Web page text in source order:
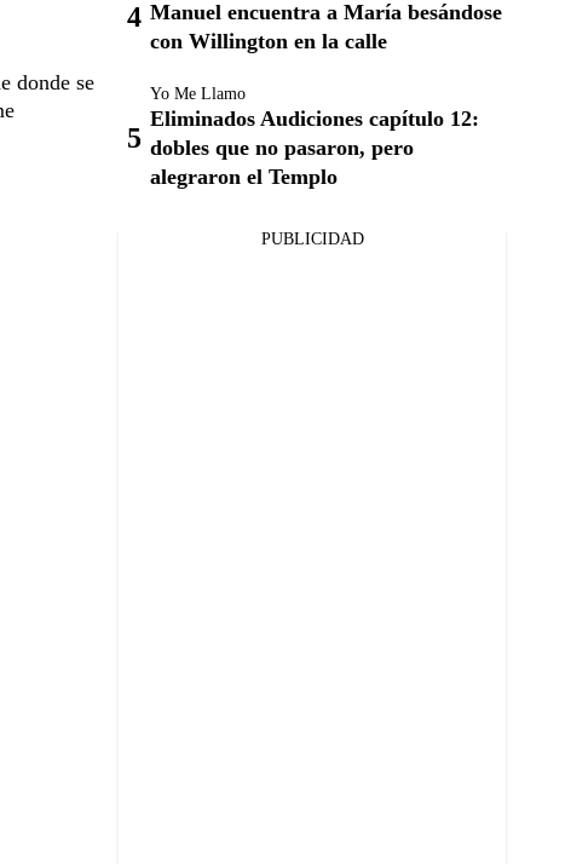
donde se
Manuel encuentra a María besándose
con Willington en la calle
Yo Me Llamo
Eliminados Audiciones capítulo 12:
dobles que no pasaron, pero
alegraron el Templo
PUBLICIDAD